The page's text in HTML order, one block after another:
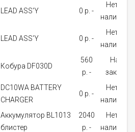
LEAD ASS'Y 0 p. -
Нет в
наличии
LEAD ASS'Y 0 p. -
Нет в
наличии
Кобура DF030D
560
p. -
На
заказ
DC10WA BATTERY
CHARGER
0 p. -
Нет в
наличии
Аккумулятор BL1013
блистер
2040
p. -
Нет в
наличии